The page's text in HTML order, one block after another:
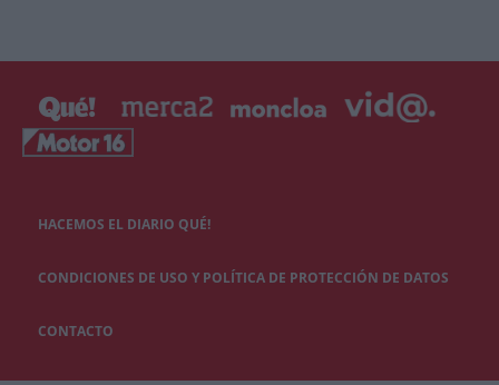
HACEMOS EL DIARIO QUÉ!
CONDICIONES DE USO Y POLÍTICA DE PROTECCIÓN DE DATOS
CONTACTO